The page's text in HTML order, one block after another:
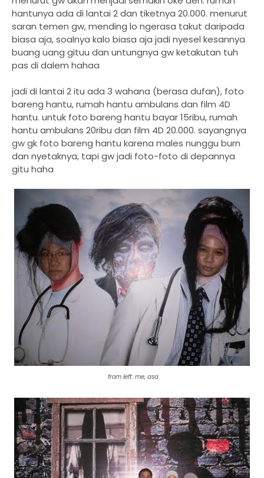
hantunya ada di lantai 2 dan tiketnya 20.000. menurut
saran temen gw, mending lo ngerasa takut daripada
biasa aja, soalnya kalo biasa aja jadi nyesel kesannya
buang uang gituu dan untungnya gw ketakutan tuh
pas di dalem hahaa
jadi di lantai 2 itu ada 3 wahana (berasa dufan), foto
bareng hantu, rumah hantu ambulans dan film 4D
hantu. untuk foto bareng hantu bayar 15ribu, rumah
hantu ambulans 20ribu dan film 4D 20.000. sayangnya
gw gk foto bareng hantu karena males nunggu burn
dan nyetaknya, tapi gw jadi foto-foto di depannya
gitu haha
from left: me, asa